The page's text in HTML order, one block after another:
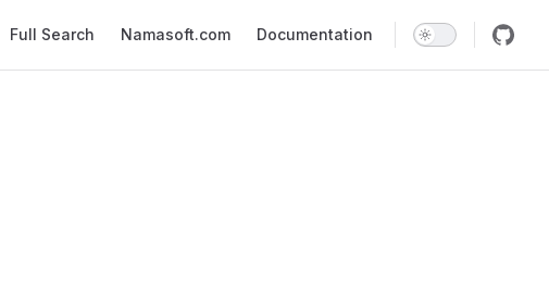
Full Search Namasoft.com Documentation